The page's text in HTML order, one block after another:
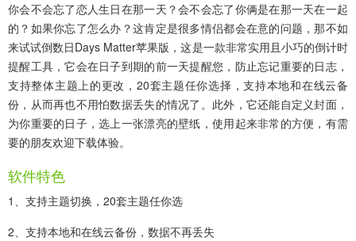
你会不会忘了恋人生日在那一天？会不会忘了你俩是在那一天在一起
的？如果你忘了怎么办？这肯定是很多情侣都会在意的问题，那不如
来试试倒数日Days Matter苹果版 ，这是一款非常实用且小巧的倒计时
提醒工具，它会在日子到期的前一天提醒您，防止忘记重要的日志，
支持整体主题上的更改，20套主题任你选择，支持本地和在线云备
份，从而再也不用怕数据丢失的情况了。此外，它还能自定义封面，
为你重要的日子，选上一张漂亮的壁纸，使用起来非常的方便，有需
要的朋友欢迎下载体验。
软件特色
1、支持主题切换，20套主题任你选
2、支持本地和在线云备份，数据不再丢失